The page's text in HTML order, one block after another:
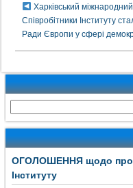
Харківський
Співробітники Інституту
Ради Європи у сфері
ОГОЛОШЕННЯ щодо
Інституту